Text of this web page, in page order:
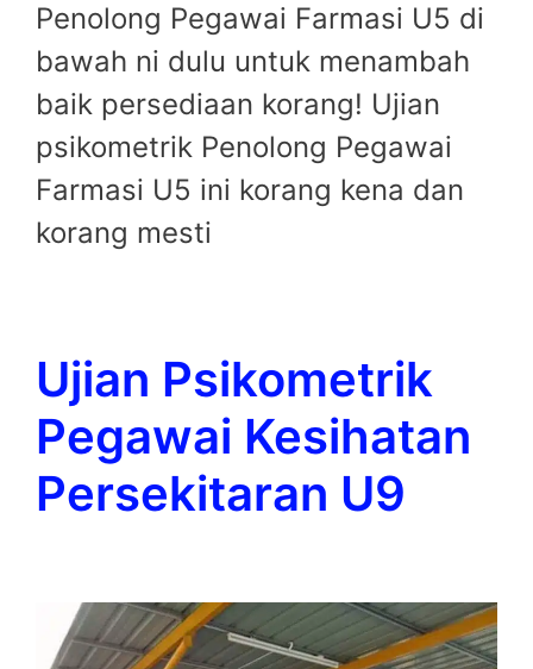
Penolong Pegawai Farmasi U5 di
bawah ni dulu untuk menambah
baik persediaan korang! Ujian
psikometrik Penolong Pegawai
Farmasi U5 ini korang kena dan
korang mesti
Ujian Psikometrik
Pegawai Kesihatan
Persekitaran U9